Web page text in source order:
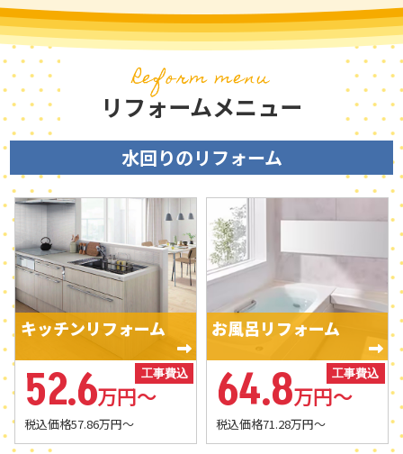
負担を抑えたいご家族」はぜひ
最後まで読んでみてください！
リフォーム費用の相場はどれく
らい？工事別の目安を解説 一戸
建てのリフォーム費用の相場
は、工事内容によって大きく異
なります。 住宅全体のリフォー
ム費用の相場は300万円～
2,000万円程度です。 私自身も
お客様から「100万円くらいで
家全体をきれいにできますか」
と相談を受けることがありま
す。しかし、実際には工事範囲
によって必要な予算が大きく変
わります。 水回りリフォームの
相場 キッチンリフォームの相場
は50万円～200万円程度です。
浴室リフォームの相場は80万円
～180万円程度です。 トイレリ
フォームの相場は15万円～50
万円程度です。 洗面台交換の相
場は10万円～40万円程度です。
水回り設備は毎日使用する設備
です。築20年以上の一戸建てで
はないでしょうか。一戸建ての
リフォーム費用は、工事内容や
築年数によって大きく変わりま
す。そのため、事前に相場を把
握することが重要です。 この記
事では、一戸建てのリフォーム
費用の相場を分かりやすく解説
します。キッチンや浴室などの
水回り、外壁塗装、全面改修の
価格目安、補助金制度、断熱リ
フォーム、業者選びまで詳しく
紹介します。この記事を読むこ
とで、一戸建てリフォームの費
用相場と失敗しない進め方が分
かります。 築20年以上の一戸
建てにお住まいのご家族、これ
からリフォームを検討している
ご家族、費用を抑えながら快適
な住まいを実現したいご家族は
ぜひ最後まで読んでみてくださ
い。 ―――――――――― 【リフォーム甲府市で
失敗しないための完全ガイド｜
るのではないでしょうか。甲府
市でのリフォームでは、補助金
とローンを上手に組み合わせる
ことで、無理のない資金計画を
立てることが重要です。 この記
事では、リフォーム費用とロー
ンの基本、甲府市での費用相
場、補助金の活用方法、業者選
びのポイントまで詳しく解説し
ます。この記事を読むことで、
リフォーム費用の支払い方法と
最適なローンの組み方が分かり
ます。 自己資金に不安があるご
家族、月々の支払いを抑えなが
らリフォームをしたいご家族、
これから計画を立てるご家族は
ぜひ最後まで読んでみてくださ
後悔しないための完全ガイド｜
費用・補助金・最新トレンドを
徹底解説】 リフォーム費用とロ
ーンを正しく理解することが成
Reform menu
リフォームメニュー
水回りのリフォーム
キッチンリフォーム
52.6万円～
工事費込
税込価格57.86万円～
お風呂リフォーム
64.8万円～
工事費込
税込価格71.28万円～